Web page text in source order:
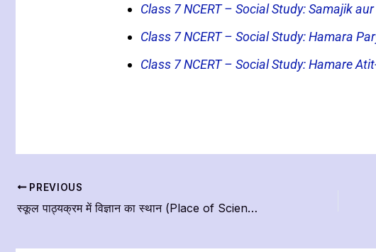
Class 7 NCERT – Social Study: Samajik
Class 7 NCERT – Social Study: Hamara
Class 7 NCERT – Social Study: Hamare
PREVIOUS
स्कूल पाठ्यक्रम में विज्ञान का स्थान (Place of Science in School Curriculum)